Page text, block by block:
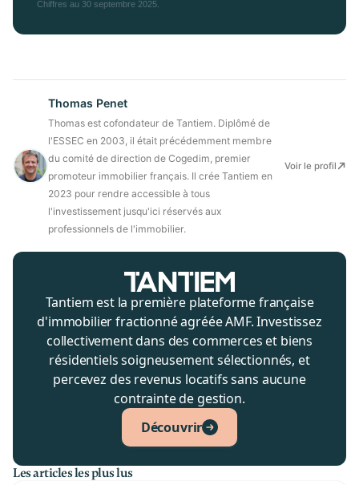
Chiffres au 30 septembre 2025.
Thomas Penet
Thomas est cofondateur de Tantiem. Diplômé de
l'ESSEC en 2003, il était précédemment membre
du comité de direction de Cogedim, premier
promoteur immobilier français. Il crée Tantiem en
2023 pour rendre accessible à tous
l'investissement jusqu'ici réservés aux
professionnels de l'immobilier.
Voir le profil
Tantiem est la première plateforme française
d'immobilier fractionné agréée AMF. Investissez
collectivement dans des commerces et biens
résidentiels soigneusement sélectionnés, et
percevez des revenus locatifs sans aucune
contrainte de gestion.
Découvrir
Les articles les plus lus